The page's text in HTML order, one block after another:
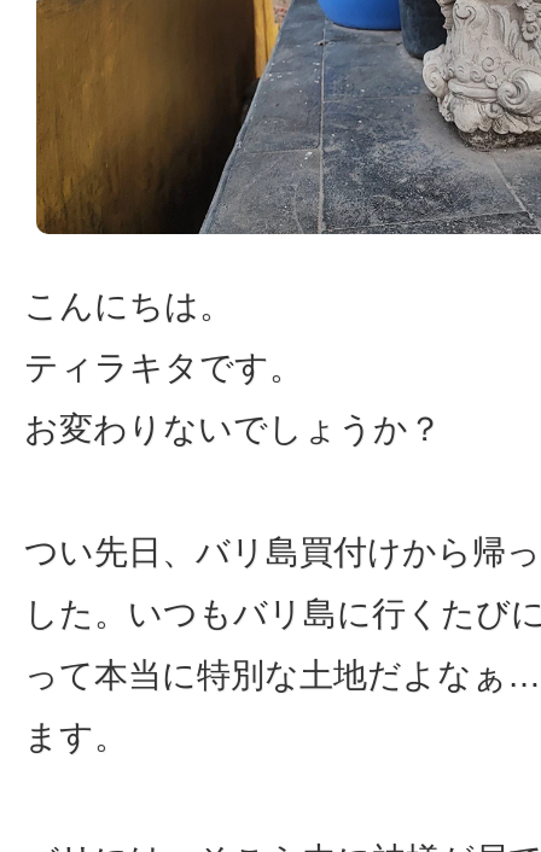
こんにちは。
ティラキタです。
お変わりないでしょうか？
つい先日、バリ島買付けから帰
した。いつもバリ島に行くたび
って本当に特別な土地だよなぁ
ます。